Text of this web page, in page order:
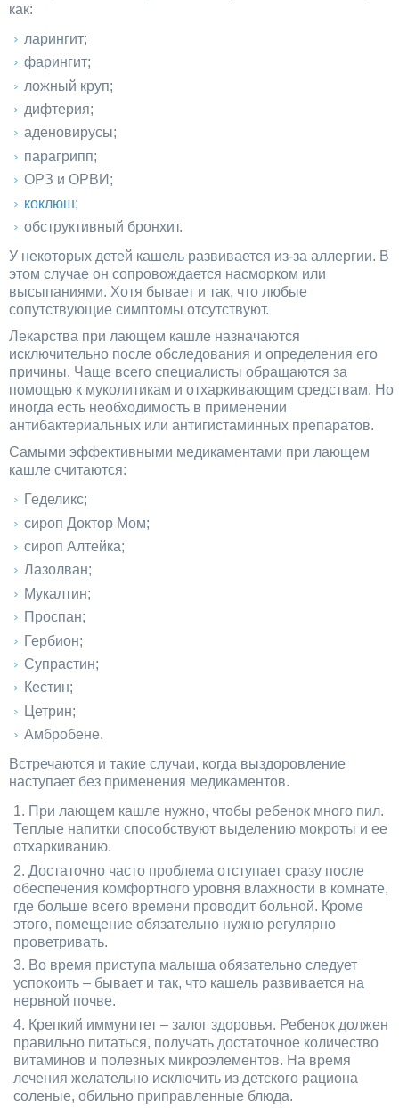
как:
ларингит;
фарингит;
ложный круп;
дифтерия;
аденовирусы;
парагрипп;
ОРЗ и ОРВИ;
коклюш;
обструктивный бронхит.
У некоторых детей кашель развивается из-за аллергии. В
этом случае он сопровождается насморком или
высыпаниями. Хотя бывает и так, что любые
сопутствующие симптомы отсутствуют.
Лекарства при лающем кашле назначаются
исключительно после обследования и определения его
причины. Чаще всего специалисты обращаются за
помощью к муколитикам и отхаркивающим средствам. Но
иногда есть необходимость в применении
антибактериальных или антигистаминных препаратов.
Самыми эффективными медикаментами при лающем
кашле считаются:
Геделикс;
сироп Доктор Мом;
сироп Алтейка;
Лазолван;
Мукалтин;
Проспан;
Гербион;
Супрастин;
Кестин;
Цетрин;
Амбробене.
Встречаются и такие случаи, когда выздоровление
наступает без применения медикаментов.
При лающем кашле нужно, чтобы ребенок много пил.
Теплые напитки способствуют выделению мокроты и ее
отхаркиванию.
Достаточно часто проблема отступает сразу после
обеспечения комфортного уровня влажности в комнате,
где больше всего времени проводит больной. Кроме
этого, помещение обязательно нужно регулярно
проветривать.
Во время приступа малыша обязательно следует
успокоить – бывает и так, что кашель развивается на
нервной почве.
Крепкий иммунитет – залог здоровья. Ребенок должен
правильно питаться, получать достаточное количество
витаминов и полезных микроэлементов. На время
лечения желательно исключить из детского рациона
соленые, обильно приправленные блюда.